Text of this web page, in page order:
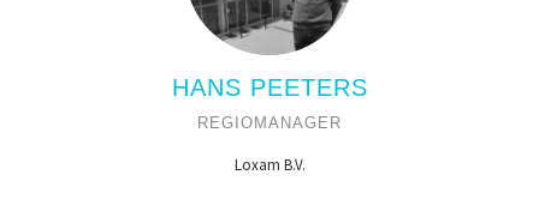
HANS PEETERS
REGIOMANAGER
Loxam B.V.